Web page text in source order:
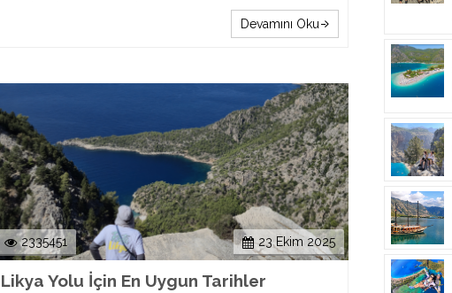
Devamını Oku
23 Ekim 2025
2335451
Likya Yolu İçin En Uygun Tarihler